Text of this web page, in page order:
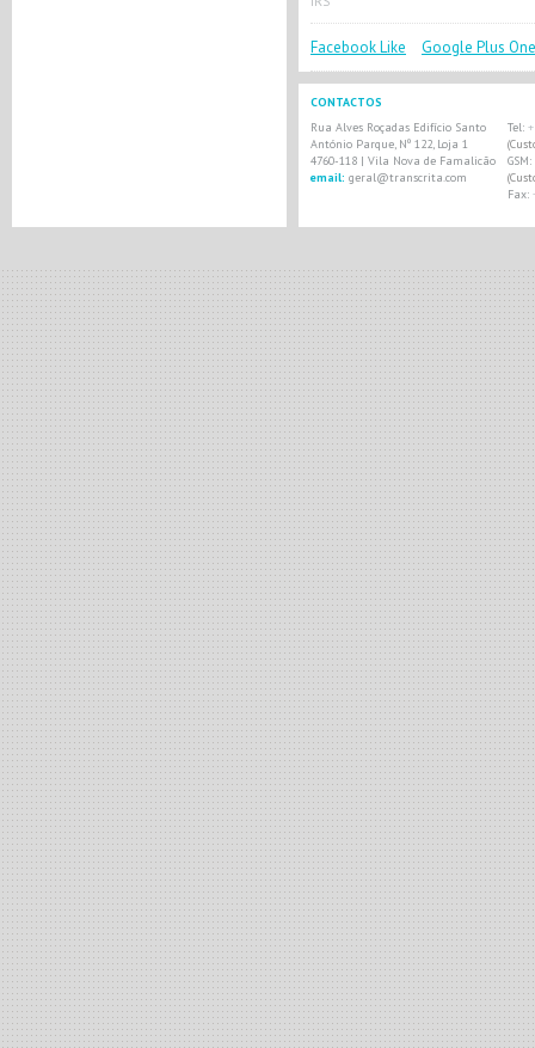
Facebook Like Google Plus One
CONTACTOS
Rua Alves Roçadas Edifício Santo
António Parque, Nº 122, Loja 1
4760-118 | Vila Nova de Famalicão
email: geral@transcrita.com
Tel:
GSM:
Fax: